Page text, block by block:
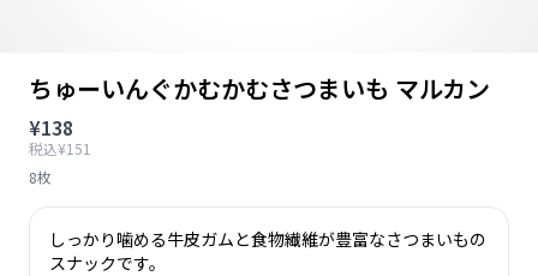
ちゅーいんぐかむかむさつまいも マルカン
¥138
税込¥151
8枚
しっかり噛める牛皮ガムと食物繊維が豊富なさつまいもの
スナックです。